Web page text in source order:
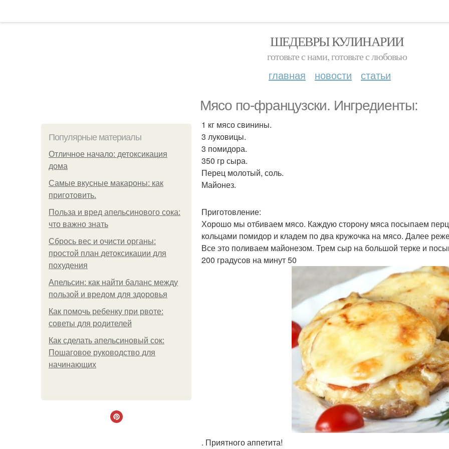
ШЕДЕВРЫ КУЛИНАРИИ
готовьте с нами, готовьте с любовью
главная новости статьи
Мясо по-французски. Ингредиенты:
Популярные материалы
Отличное начало: детоксикация
дома
Самые вкусные макароны: как
приготовить.
Польза и вред апельсинового сока:
что важно знать
Сбрось вес и очисти органы:
простой план детоксикации для
похудения
Апельсин: как найти баланс между
пользой и вредом для здоровья
Как помочь ребенку при рвоте:
советы для родителей
Как сделать апельсиновый сок:
Пошаговое руководство для
начинающих
1 кг мясо свинины.
3 луковицы.
3 помидора.
350 гр сыра.
Перец молотый, соль.
Майонез.
Приготовление:
Хорошо мы отбиваем мясо. Каждую сторону мяса посыпаем
кольцами помидор и кладем по два кружочка на мясо. Далее
Все это поливаем майонезом. Трем сыр на большой терке и
200 градусов на минут 50
. Приятного аппетита!